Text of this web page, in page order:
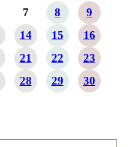
7 8
9
14 15
16
21 22
23
28 29
30